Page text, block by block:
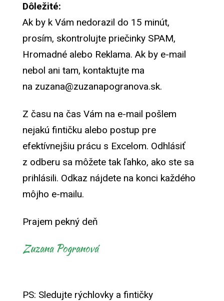
Dôležité:
Ak by k Vám nedorazil do 15 minút,
prosím, skontrolujte priečinky SPAM,
Hromadné alebo Reklama. Ak by e-mail
nebol ani tam, kontaktujte ma
na zuzana@zuzanapogranova.sk.
Z času na čas Vám na e-mail pošlem
nejakú fintičku alebo postup pre
efektívnejšiu prácu s Excelom. Odhlásiť
z odberu sa môžete tak ľahko, ako ste sa
prihlásili. Odkaz nájdete na konci každého
môjho e-mailu.
Prajem pekný deň
Zuzana Pogranová
PS: Sledujte rýchlovky a fintičky